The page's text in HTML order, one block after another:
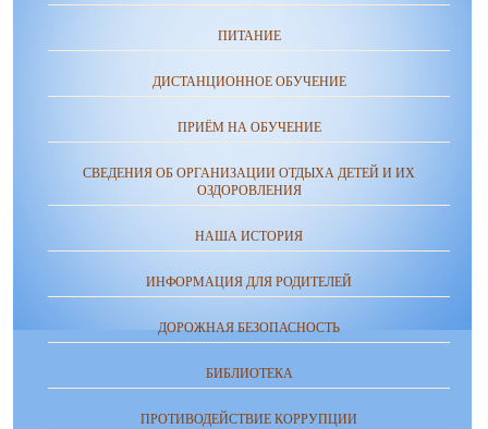
ПИТАНИЕ
ДИСТАНЦИОННОЕ ОБУЧЕНИЕ
ПРИЁМ НА ОБУЧЕНИЕ
СВЕДЕНИЯ ОБ ОРГАНИЗАЦИИ ОТДЫХА ДЕТЕЙ И ИХ
ОЗДОРОВЛЕНИЯ
НАША ИСТОРИЯ
ИНФОРМАЦИЯ ДЛЯ РОДИТЕЛЕЙ
ДОРОЖНАЯ БЕЗОПАСНОСТЬ
БИБЛИОТЕКА
ПРОТИВОДЕЙСТВИЕ КОРРУПЦИИ